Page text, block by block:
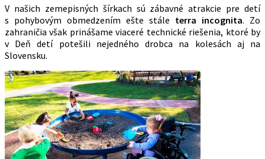
V našich zemepisných šírkach sú zábavné atrakcie pre detí
s pohybovým obmedzením ešte stále terra incognita. Zo
zahraničia však prinášame viaceré technické riešenia, ktoré by
v Deň detí potešili nejedného drobca na kolesách aj na
Slovensku.